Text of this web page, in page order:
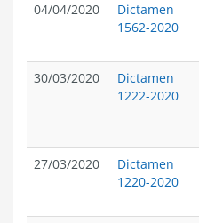
04/04/2020
Dictamen
1562-2020
30/03/2020
Dictamen
1222-2020
27/03/2020
Dictamen
1220-2020